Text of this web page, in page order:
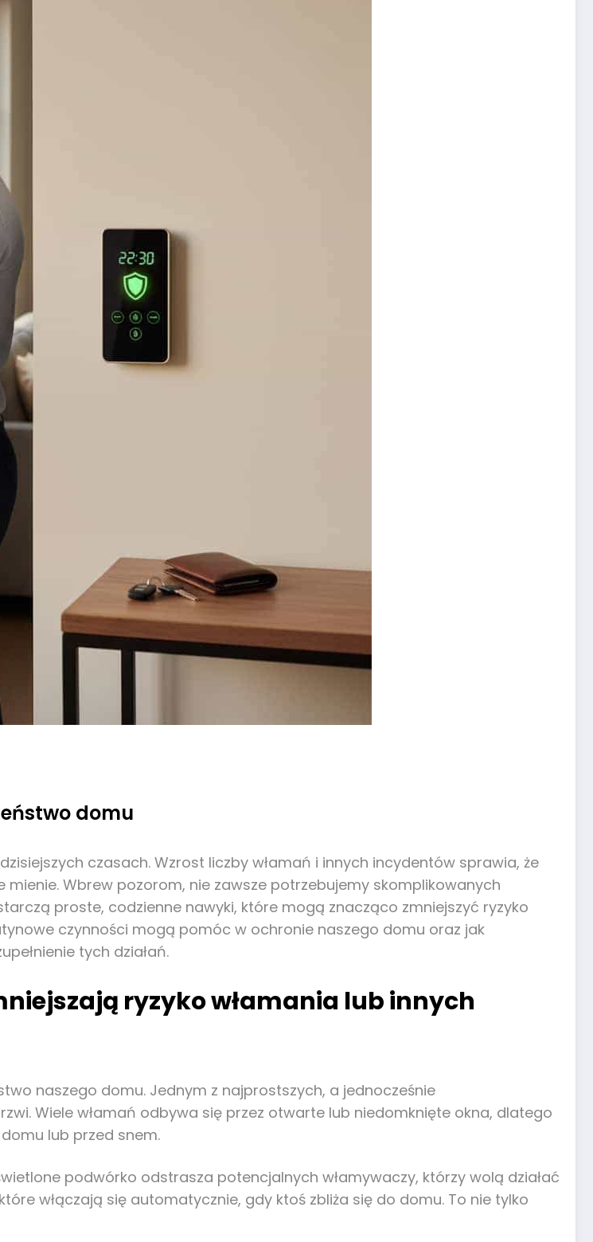
domu
czasach. Wzrost liczby włamań i innych incydentów sprawia, że
Wbrew pozorom, nie zawsze potrzebujemy skomplikowanych
proste, codzienne nawyki, które mogą znacząco zmniejszyć ryzyko
czynności mogą pomóc w ochronie naszego domu oraz jak
tych działań.
ryzyko włamania lub innych
naszego domu. Jednym z najprostszych, a jednocześnie
Wiele włamań odbywa się przez otwarte lub niedomknięte okna, dlatego
lub przed snem.
podwórko odstrasza potencjalnych włamywaczy, którzy wolą działać
włączają się automatycznie, gdy ktoś zbliża się do domu. To nie tylko